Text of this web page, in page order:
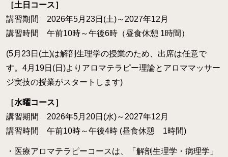
［土日コース］
講習期間 2026年5月23日(土)～2027年12月
講習時間 午前10時～午後6時（昼食休憩 1時間）
(5月23日(土)は解剖生理学の授業のため、出席は任意で
す。4月19日(日)よりアロマテラピー理論とアロママッサー
ジ実技の授業がスタートします)
［水曜コース］
講習期間 2026年5月20日(水)～2027年12月
講習時間 午前10時～午後4時 (昼食休憩 1時間)
・医療アロマテラピーコースは、「解剖生理学・病理学」